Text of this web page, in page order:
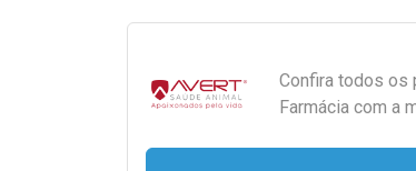
Confira todos os
Farmácia com a